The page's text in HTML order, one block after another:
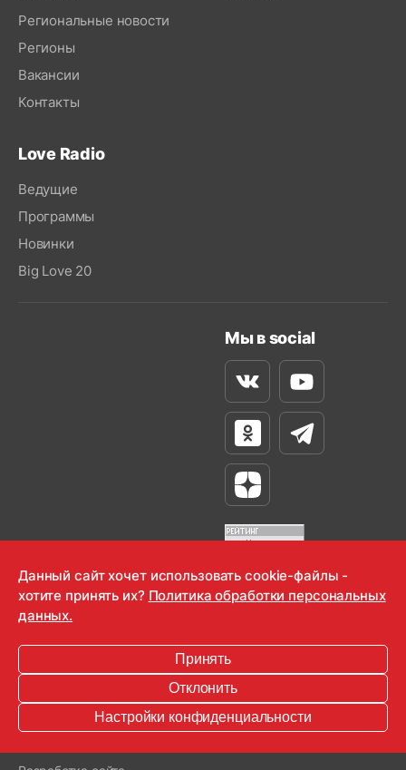
Региональные новости
Регионы
Вакансии
Контакты
Love Radio
Ведущие
Программы
Новинки
Big Love 20
Мы в social
ВконтактеYoutube
Одноклассники
Телеграм
Яндекс Дзен
OOO "Радио-Любовь" 2000-2026
Информация для правообладателей
Данный сайт хочет использовать cookie-файлы -
хотите принять их? Политика обработки персональных
данных.
Принять
Отклонить
Настройки конфиденциальности